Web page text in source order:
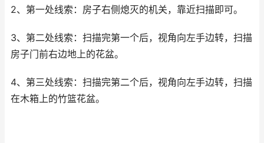
2、第一处线索：房子右侧熄灭的机关，靠近扫描即可。
3、第二处线索：扫描完第一个后，视角向左手边转，扫描
房子门前右边地上的花盆。
4、第三处线索：扫描完第二个后，视角向左手边转，扫描
在木箱上的竹篮花盆。